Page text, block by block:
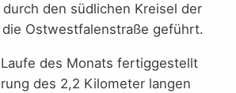
durch den südlichen Kreisel der
die Ostwestfalenstraße geführt.
Laufe des Monats fertiggestellt
des 2,2 Kilometer langen